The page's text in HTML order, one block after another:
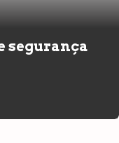
segurança